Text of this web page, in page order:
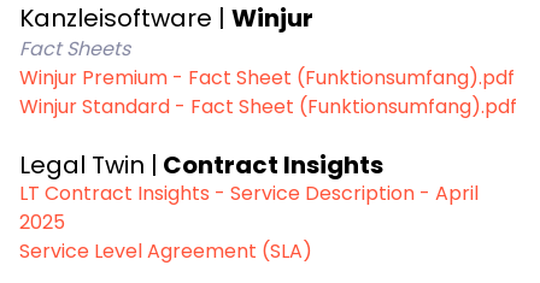
Kanzleisoftware | Winjur
Fact Sheets
Winjur Premium - Fact Sheet (Funktionsumfang).pdf
Winjur Standard - Fact Sheet (Funktionsumfang).pdf
Legal Twin | Contract Insights
LT Contract Insights - Service Description - April
2025
Service Level Agreement (SLA)